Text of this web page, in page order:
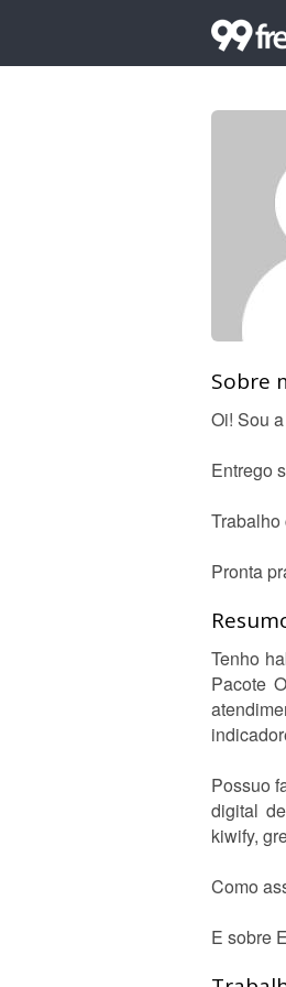
Sobre
Oi! Sou
Entrego
Pronta
Tenho
Pacote
Possuo
digital
kiwify,
Como
E sobre